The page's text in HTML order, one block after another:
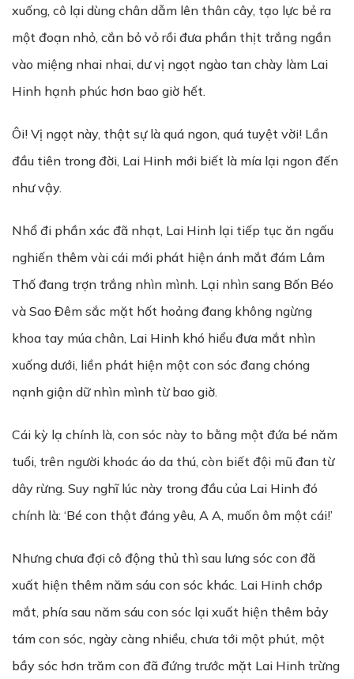
xuống, cô lại dùng chân dẫm lên thân cây, tạo lực bẻ ra
một đoạn nhỏ, cắn bỏ vỏ rồi đưa phần thịt trắng ngần
vào miệng nhai nhai, dư vị ngọt ngào tan chày làm Lai
Hinh hạnh phúc hơn bao giờ hết.
Ôi! Vị ngọt này, thật sự là quá ngon, quá tuyệt vời! Lần
đầu tiên trong đời, Lai Hinh mới biết là mía lại ngon đến
như vậy.
Nhổ đi phần xác đã nhạt, Lai Hinh lại tiếp tục ăn ngấu
nghiến thêm vài cái mới phát hiện ánh mắt đám Lâm
Thố đang trợn trắng nhìn mình. Lại nhìn sang Bốn Béo
và Sao Đêm sắc mặt hốt hoảng đang không ngừng
khoa tay múa chân, Lai Hinh khó hiểu đưa mắt nhìn
xuống dưới, liền phát hiện một con sóc đang chóng
nạnh giận dữ nhìn mình từ bao giờ.
Cái kỳ lạ chính là, con sóc này to bằng một đứa bé năm
tuổi, trên người khoác áo da thú, còn biết đội mũ đan từ
dây rừng. Suy nghĩ lúc này trong đầu của Lai Hinh đó
chính là: ‘Bé con thật đáng yêu, A A, muốn ôm một cái!’
Nhưng chưa đợi cô động thủ thì sau lưng sóc con đã
xuất hiện thêm năm sáu con sóc khác. Lai Hinh chớp
mắt, phía sau năm sáu con sóc lại xuất hiện thêm bảy
tám con sóc, ngày càng nhiều, chưa tới một phút, một
bầy sóc hơn trăm con đã đứng trước mặt Lai Hinh trừng